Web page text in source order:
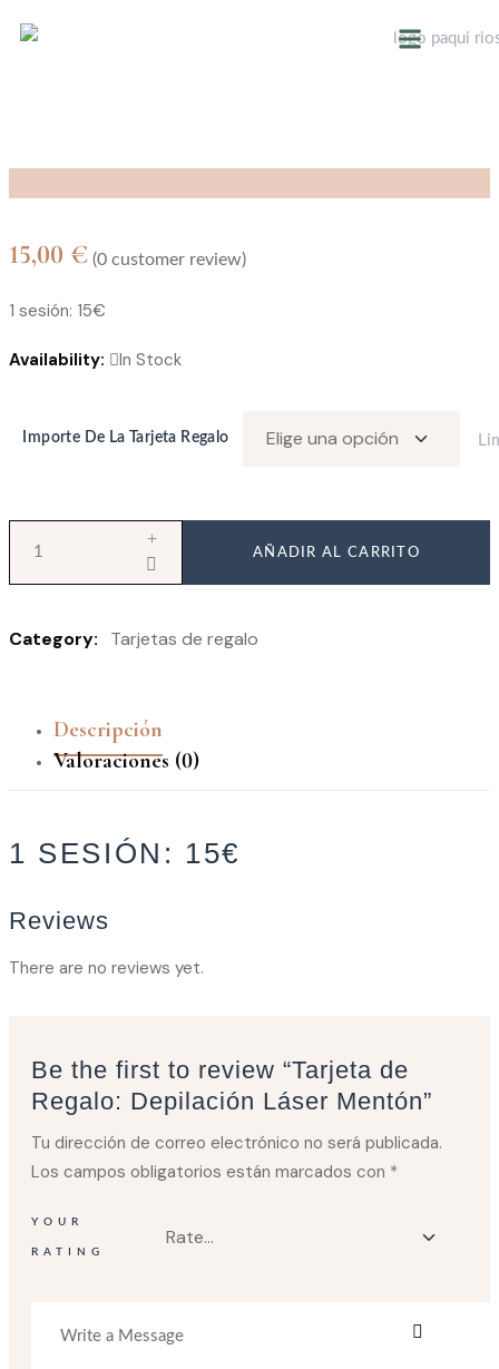
15,00 € (0 customer review)
1 sesión: 15€
Availability: In Stock
Importe De La Tarjeta Regalo
AÑADIR AL CARRITO
Category: Tarjetas de regalo
Descripción
Valoraciones (0)
1 SESIÓN: 15€
Reviews
There are no reviews yet.
Be the first to review “Tarjeta de
Regalo: Depilación Láser Mentón”
Tu dirección de correo electrónico no será publicada.
Los campos obligatorios están marcados con *
YOUR
RATING